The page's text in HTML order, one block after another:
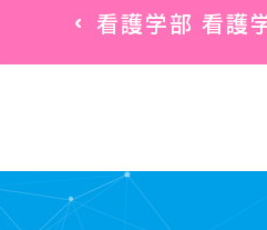
看護学部 看護